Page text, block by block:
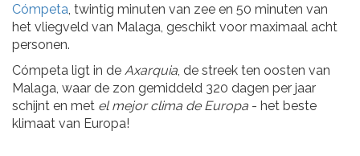
Cómpeta , twintig minuten van zee en 50 minuten van
het vliegveld van Malaga, geschikt voor maximaal acht
personen.
Cómpeta ligt in de Axarquia , de streek ten oosten van
Malaga, waar de zon gemiddeld 320 dagen per jaar
schijnt en met el mejor clima de Europa - het beste
klimaat van Europa!